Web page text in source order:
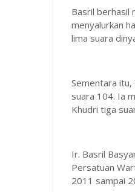
Basril berhasil
menyalurkan
lima suara
Sementara
suara 104. Ia
Khudri tiga
Ir. Basril
Persatuan
2011 sampai